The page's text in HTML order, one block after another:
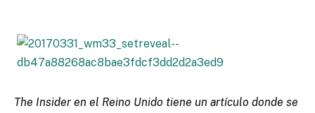
The Insider en el Reino Unido tiene un artículo donde se